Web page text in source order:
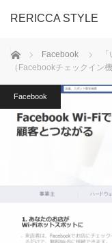
RERICCA STYLE
ホーム Facebook
（Facebookチェックイン
Facebook